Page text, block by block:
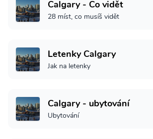
Calgary - Co vidět
28 míst, co musíš vidět
Letenky Calgary
Jak na letenky
Calgary - ubytování
Ubytování